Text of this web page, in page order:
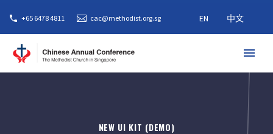
+65 6478 4811 cac@methodist.org.sg EN 中文
NEW UI KIT (DEMO)